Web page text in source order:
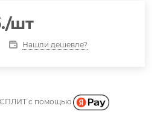
/шт
Нашли дешевле?
СПЛИТ с помощью